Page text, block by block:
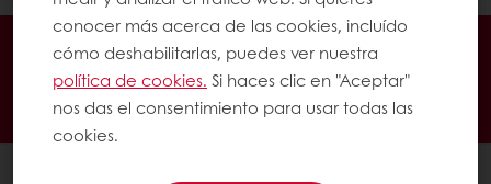
conocer más acerca de las cookies, incluído
cómo deshabilitarlas, puedes ver nuestra
política de cookies. Si haces clic en "Aceptar"
nos das el consentimiento para usar todas las
cookies.
Pedidos 24/7
Promociones exclusivas
Gestiona tus facturas
Guarda tus recetas favoritas